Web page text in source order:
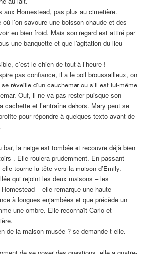
aux Homestead, pas plus au cimetière.
où l’on savoure une boisson chaude et des
eu bien froid. Mais son regard est attiré par
une banquette et que l’agitation du lieu
c’est le chien de tout à l’heure !
pas confiance, il a le poil broussailleux, on
réveille d’un cauchemar ou s’il est lui-même
Ouf, il ne va pas rester puisque son
cachette et l’entraîne dehors. Mary peut se
pour répondre à quelques texto avant de
bar, la neige est tombée et recouvre déjà bien
. Elle roulera prudemment. En passant
tourne la tête vers la maison d’Emily.
qui rejoint les deux maisons – les
– elle remarque une haute
à longues enjambées et que précède un
une ombre. Elle reconnaît Carlo et
de la maison musée ? se demande-t-elle.
de se poser des questions, elle a quatre-